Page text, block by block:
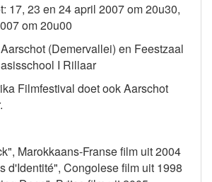
17, 23 en 24 april 2007 om 20u30,
om 20u00
(Demervallei) en Feestzaal
I Rillaar
Filmfestival doet ook Aarschot
Marokkaans-Franse film uit 2004
d'Identité", Congolese film uit 1998